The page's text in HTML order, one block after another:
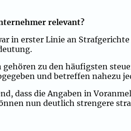
relevant?
in erster Linie an
zu den häufigsten
und betreffen nahezu
dass die Angaben in
nun deutlich strengere